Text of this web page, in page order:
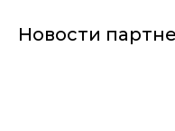
Новости